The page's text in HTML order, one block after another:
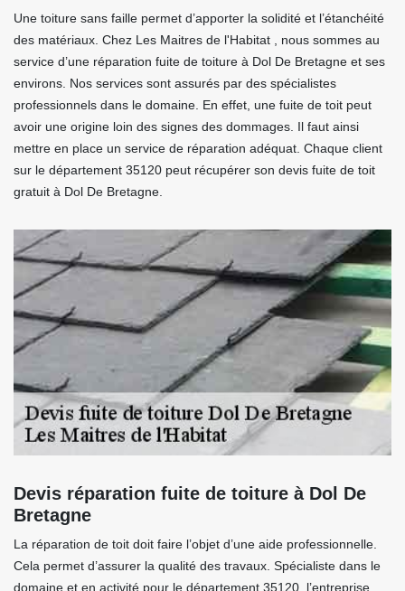
Une toiture sans faille permet d’apporter la solidité et l’étanchéité
des matériaux. Chez Les Maitres de l'Habitat , nous sommes au
service d’une réparation fuite de toiture à Dol De Bretagne et ses
environs. Nos services sont assurés par des spécialistes
professionnels dans le domaine. En effet, une fuite de toit peut
avoir une origine loin des signes des dommages. Il faut ainsi
mettre en place un service de réparation adéquat. Chaque client
sur le département 35120 peut récupérer son devis fuite de toit
gratuit à Dol De Bretagne.
Devis réparation fuite de toiture à Dol De
Bretagne
La réparation de toit doit faire l’objet d’une aide professionnelle.
Cela permet d’assurer la qualité des travaux. Spécialiste dans le
domaine et en activité pour le département 35120, l’entreprise